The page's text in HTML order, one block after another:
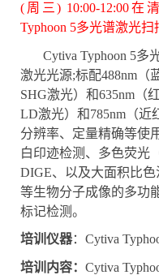
(周三) 10:00-1 2:00在
Typhoon 5多光谱激光扫
Cytiva Typhoon 5多
激光光源;标配488nm（
SHG激光）和635nm（
LD激光）和785nm（近
分辨率、定量精确等使
白印迹检测、多色荧光
DIGE、以及大面积比色
等生物分子成像的多功
标记检测。
培训仪器：Cytiva
培训内容： Cytiva